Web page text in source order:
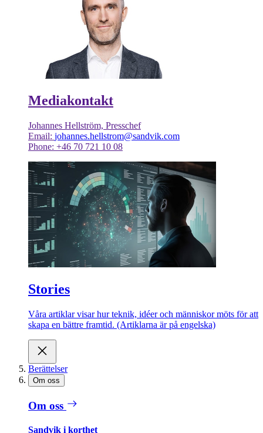
Mediakontakt
Johannes Hellström, Presschef
Email: johannes.hellstrom@sandvik.com
Phone: +46 70 721 10 08
Stories
Våra artiklar visar hur teknik, idéer och människor möts för att
skapa en bättre framtid. (Artiklarna är på engelska)
Berättelser
Om oss
Om oss
Sandvik i korthet